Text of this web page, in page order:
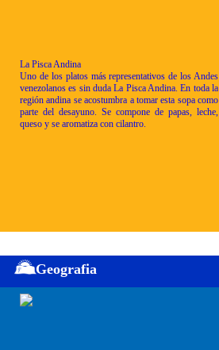
La Pisca Andina
Uno de los platos más representativos de los Andes
venezolanos es sin duda La Pisca Andina. En toda la
región andina se acostumbra a tomar esta sopa como
parte del desayuno. Se compone de papas, leche,
queso y se aromatiza con cilantro.
Geografia